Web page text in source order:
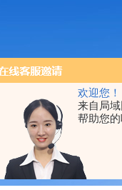
欢迎您！
来自局
帮助您的